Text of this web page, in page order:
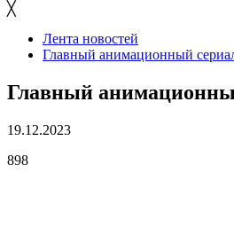
╳
Лента новостей
Главный анимационный
Главный
19.12.2023
898